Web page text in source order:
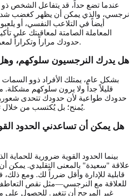
عندما تضع حداً، قد يتفاعل الشخص
نرجسي، والذي يمكن أن يظهر كغضب
أيضاً في التلاعب النفسي، أو
المعاملة الصامتة لمعاقبتك على
حدودك مراراً وتكراراً لمعرفة ما إذا كنت ستستسلم.
هل يدرك النرجسيون سلوكهم،
بشكل عام، يمتلك الأفراد ذوو السمات
قليلاً جداً ولا يرون سلوكهم مشكلة.
حدودك طواعية لأن حدودك تتحدى شعورهم
يُمنح؛ بل يُكتسب من خلال تطبيقك المستمر للعواقب.
هل يمكن أن تساعدني الحدود
بينما الحدود القوية ضرورية للحماية
علاقة "سعيدة" بالمعنى التقليدي. يمكن أن
قابلية للإدارة وأقل ضرراً لك. ومع ذلك،
للعلاقة مع النرجسي—مثل نقص
غير المرجح أن تتغير. للحصول على